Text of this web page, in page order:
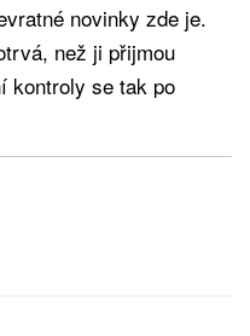
novinky zde je.
než ji přijmou
kontroly se tak po